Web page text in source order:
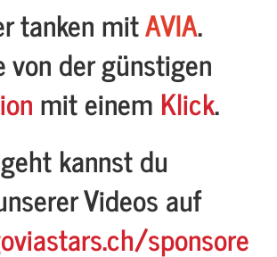
tanken mitAVIA.
von der günstigen
mit einem Klick.
kannst du
Videos auf
sponsore